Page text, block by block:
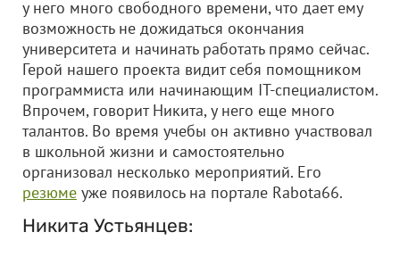
у него много свободного времени, что дает ему
возможность не дожидаться окончания
университета и начинать работать прямо сейчас.
Герой нашего проекта видит себя помощником
программиста или начинающим IT-специалистом.
Впрочем, говорит Никита, у него еще много
талантов. Во время учебы он активно участвовал
в школьной жизни и самостоятельно
организовал несколько мероприятий. Его
резюме уже появилось на портале Rabota66.
Никита Устьянцев: